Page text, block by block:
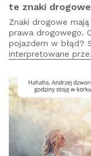
te znaki
Znaki drogowe
prawa drogowego.
pojazdem w błąd?
interpretowane